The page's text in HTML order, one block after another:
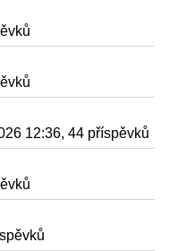
12:36, 44 příspěvků